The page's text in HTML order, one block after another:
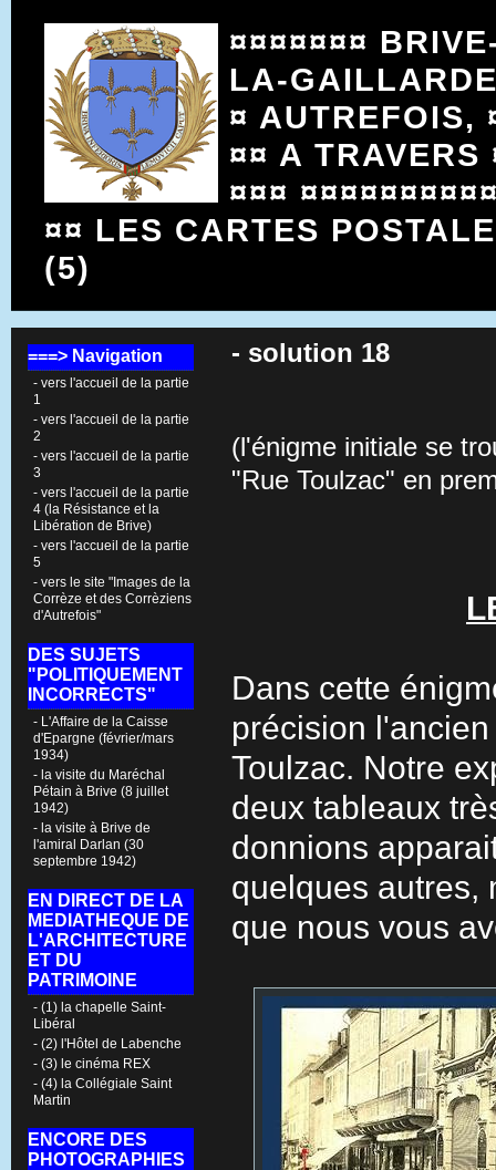
¤¤¤¤¤¤¤
LA-
¤ AUTREFOIS,
¤¤ A TRAVERS
¤¤¤
¤¤ LES CARTES
(5)
===> Navigation
- vers l'accueil de la partie
1
- vers l'accueil de la partie
2
- vers l'accueil de la partie
3
- vers l'accueil de la partie
4 (la Résistance et la
Libération de Brive)
- vers l'accueil de la partie
5
- vers le site "Images de la
Corrèze et des Corrèziens
d'Autrefois"
DES SUJETS
"POLITIQUEMENT
INCORRECTS"
- L'Affaire de la Caisse
d'Epargne (février/mars
1934)
- la visite du Maréchal
Pétain à Brive (8 juillet
1942)
- la visite à Brive de
l'amiral Darlan (30
septembre 1942)
EN DIRECT DE LA
MEDIATHEQUE DE
L'ARCHITECTURE
ET DU
PATRIMOINE
- (1) la chapelle Saint-
Libéral
- (2) l'Hôtel de Labenche
- (3) le cinéma REX
- (4) la Collégiale Saint
Martin
ENCORE DES
PHOTOGRAPHIES
- solution 18
(l'énigme initiale se
"Rue Toulzac" en
Dans cette
précision
Toulzac. Notre
deux tableaux
donnions
quelques autres,
que nous vous